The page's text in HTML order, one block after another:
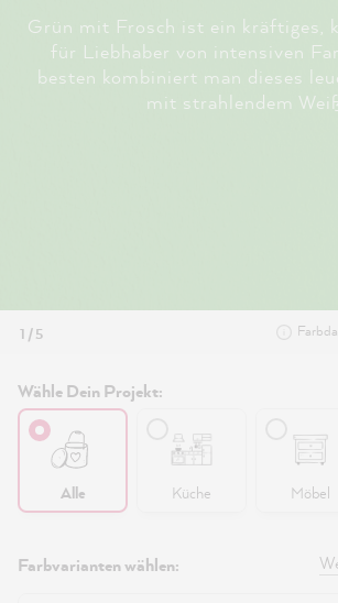
Grün mit Frosch ist ein kräftiges,
für Liebhaber von intensiven
besten kombiniert man dieses
mit strahlendem
1 / 5
Wähle Dein Projekt:
Alle Küche Möbel
Farbvarianten wählen: